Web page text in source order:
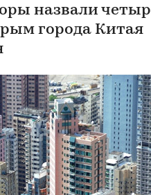
назвали
города Китая